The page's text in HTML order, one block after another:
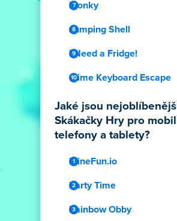
Plonky
Jumping Shell
I Need a Fridge!
Slime Keyboard Escape
Jaké jsou
Skákačky Hry pro
telefony a tablety?
MineFun.io
Party Time
Rainbow Obby